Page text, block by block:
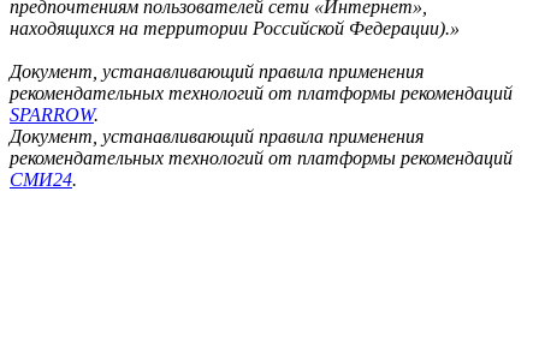
предпочтениям пользователей сети «Интернет»,
находящихся на территории Российской Федерации).»
Документ, устанавливающий правила применения
рекомендательных технологий от платформы рекомендаций
SPARROW.
Документ, устанавливающий правила применения
рекомендательных технологий от платформы рекомендаций
СМИ24.